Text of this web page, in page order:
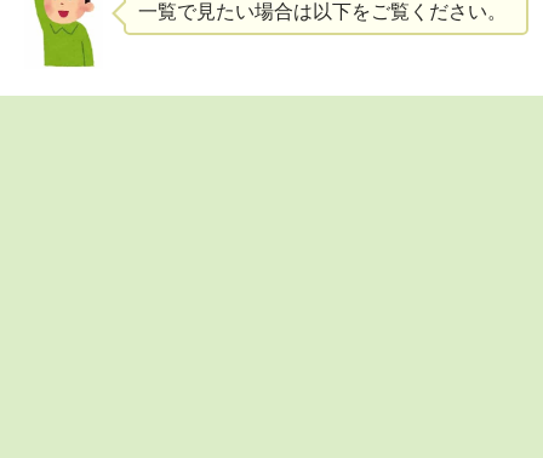
一覧で見たい場合は以下をご覧ください。